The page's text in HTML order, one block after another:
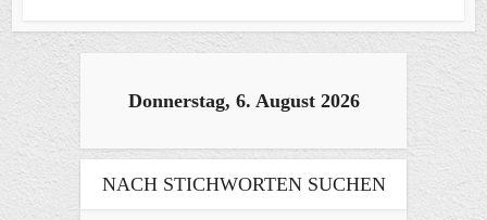
Donnerstag, 6. August 2026
NACH STICHWORTEN SUCHEN